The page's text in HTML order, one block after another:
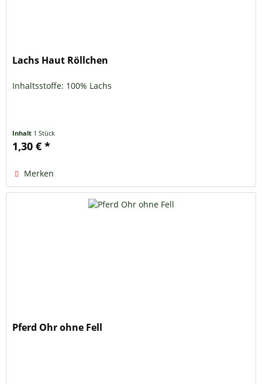
Lachs Haut Röllchen
Inhaltsstoffe: 100% Lachs
Inhalt 1 Stück
1,30 € *
Merken
Pferd Ohr ohne Fell